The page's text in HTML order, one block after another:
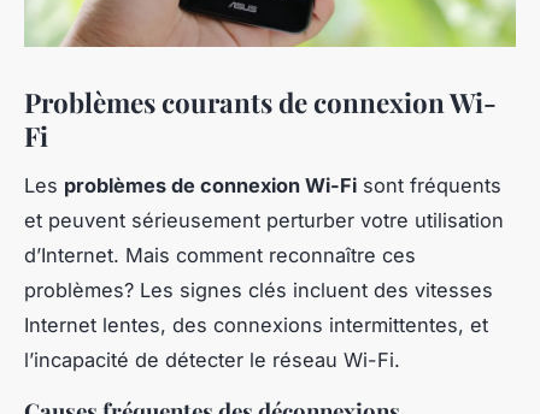
Problèmes courants de connexion Wi-
Fi
Les problèmes de connexion Wi-Fi sont fréquents
et peuvent sérieusement perturber votre utilisation
d’Internet. Mais comment reconnaître ces
problèmes? Les signes clés incluent des vitesses
Internet lentes, des connexions intermittentes, et
l’incapacité de détecter le réseau Wi-Fi.